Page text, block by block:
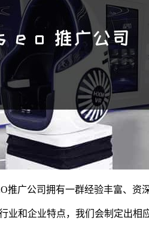
推广公司拥有一群经验丰富、
业和企业特点，我们会制定出相